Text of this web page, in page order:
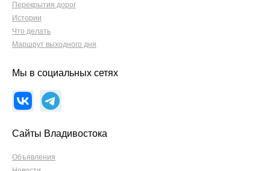
Перекрытия дорог
Истории
Что делать
Маршрут выходного дня
Мы в социальных сетях
Сайты Владивостока
Объявления